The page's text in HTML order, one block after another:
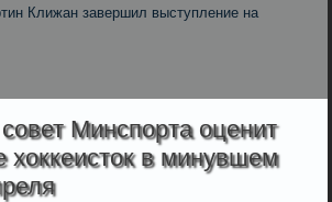
Клижан завершил выступление на
Минспорта оценит
хоккеисток в минувшем